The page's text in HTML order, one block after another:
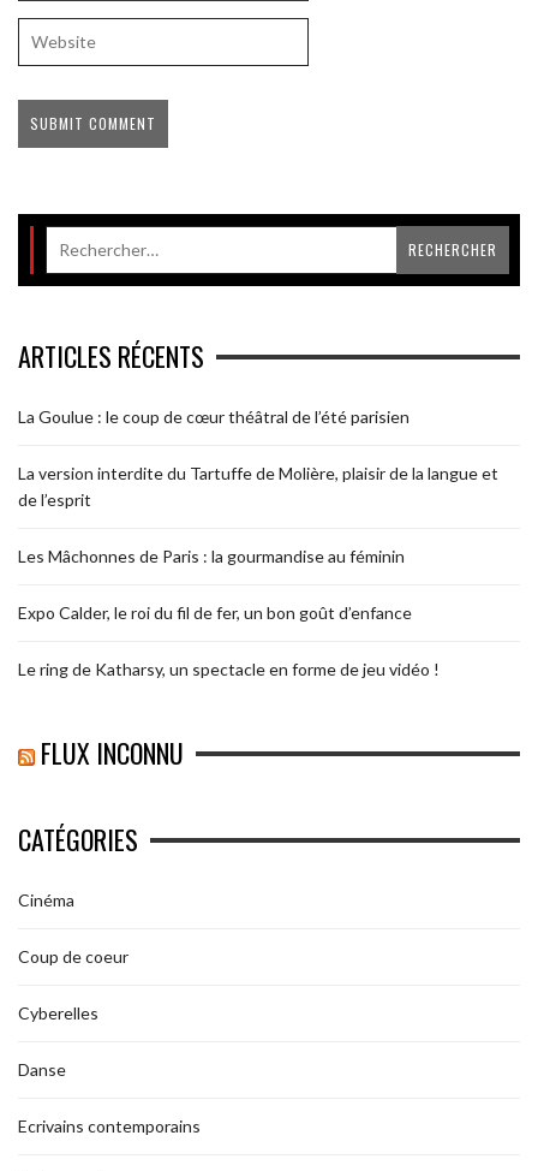
ARTICLES RÉCENTS
La Goulue : le coup de cœur théâtral de l’été parisien
La version interdite du Tartuffe de Molière, plaisir de la langue et
de l’esprit
Les Mâchonnes de Paris : la gourmandise au féminin
Expo Calder, le roi du fil de fer, un bon goût d’enfance
Le ring de Katharsy, un spectacle en forme de jeu vidéo !
FLUX INCONNU
CATÉGORIES
Cinéma
Coup de coeur
Cyberelles
Danse
Ecrivains contemporains